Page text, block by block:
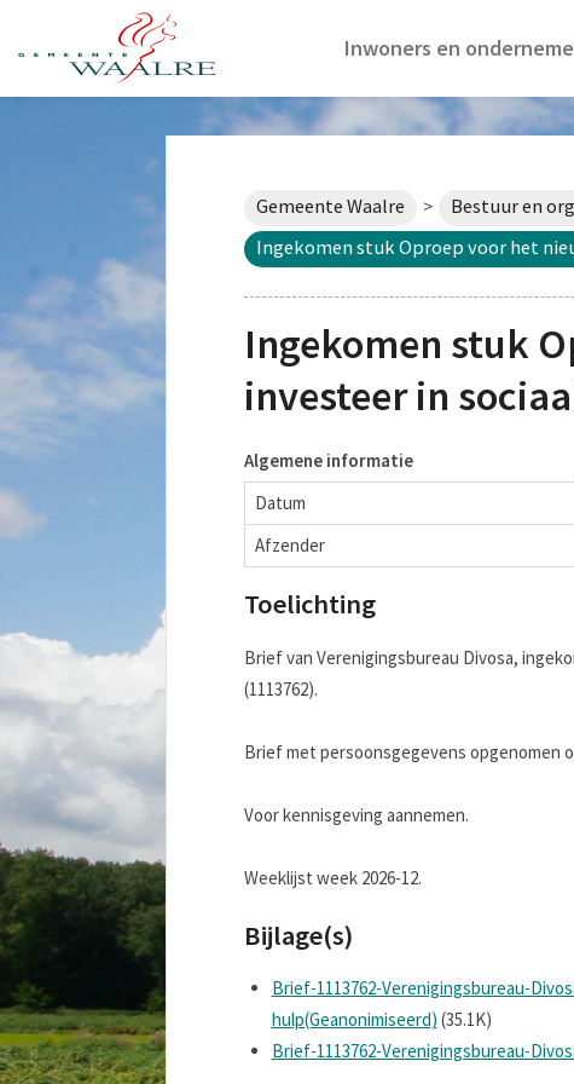
Inwoners en
Gemeente Waalre > Bestuur en
Ingekomen stuk Oproep voor het
Ingekomen stuk
investeer in
Algemene informatie
Datum
Afzender
Toelichting
Brief van Verenigingsbureau Divosa,
(1113762).
Brief met persoonsgegevens opgenomen
Voor kennisgeving aannemen.
Weeklijst week 2026-12.
Bijlage(s)
Brief-1113762-Verenigingsbureau-
hulp(Geanonimiseerd) (35.1K)
Brief-1113762-Verenigingsbureau-